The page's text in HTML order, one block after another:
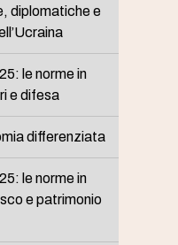
diplomatiche e
le norme in
e difesa
differenziata
le norme in
e patrimonio